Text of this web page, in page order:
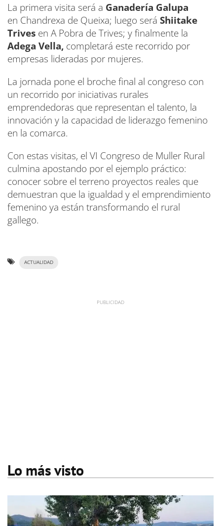
La primera visita será a Ganadería Galupa
en Chandrexa de Queixa; luego será Shiitake
Trives en A Pobra de Trives; y finalmente la
Adega Vella, completará este recorrido por
empresas lideradas por mujeres.
La jornada pone el broche final al congreso con
un recorrido por iniciativas rurales
emprendedoras que representan el talento, la
innovación y la capacidad de liderazgo femenino
en la comarca.
Con estas visitas, el VI Congreso de Muller Rural
culmina apostando por el ejemplo práctico:
conocer sobre el terreno proyectos reales que
demuestran que la igualdad y el emprendimiento
femenino ya están transformando el rural
gallego.
ACTUALIDAD
Lo más visto